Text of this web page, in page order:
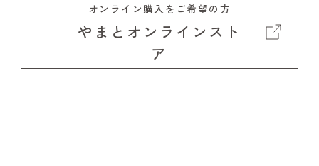
オンライン購入をご希望の方
やまとオンラインスト
ア